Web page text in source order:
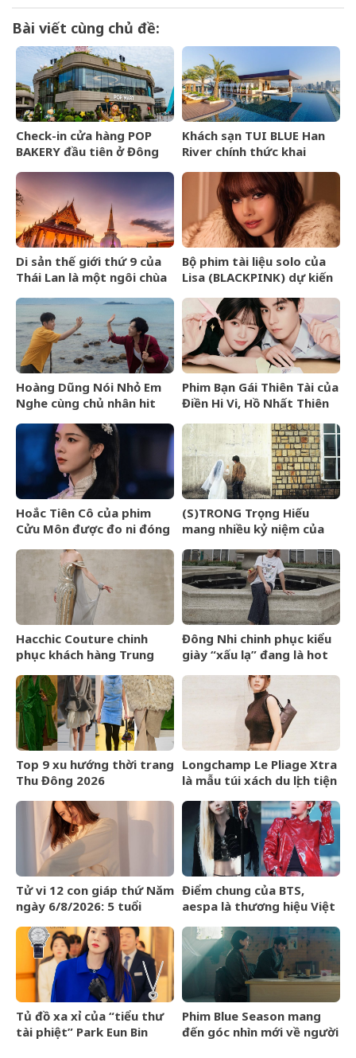
Bài viết cùng chủ đề:
Check-in cửa hàng POP
BAKERY đầu tiên ở Đông
Khách sạn TUI BLUE Han
River chính thức khai
Di sản thế giới thứ 9 của
Thái Lan là một ngôi chùa
Bộ phim tài liệu solo của
Lisa (BLACKPINK) dự kiến
TIFF 2026
Hoàng Dũng Nói Nhỏ Em
Nghe cùng chủ nhân hit
Phim Bạn Gái Thiên Tài của
Điền Hi Vi, Hồ Nhất Thiên
kịch bản phi lý
Hoắc Tiên Cô của phim
Cửu Môn được đo ni đóng
(S)TRONG Trọng Hiếu
mang nhiều kỷ niệm của
vẫn yêu em) đến giây cuối
cùng
Hacchic Couture chinh
phục khách hàng Trung
thảo
Đông Nhi chinh phục kiểu
giày “xấu lạ” đang là hot
Top 9 xu hướng thời trang
Thu Đông 2026
Longchamp Le Pliage Xtra
là mẫu túi xách du lịch tiện
Tử vi 12 con giáp thứ Năm
ngày 6/8/2026: 5 tuổi
Điểm chung của BTS,
aespa là thương hiệu Việt
Tủ đồ xa xỉ của “tiểu thư
tài phiệt” Park Eun Bin
Phim Blue Season mang
đến góc nhìn mới về người